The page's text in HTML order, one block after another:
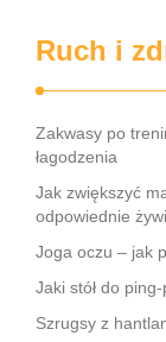
Ruch i
Zakwasy po
łagodzenia
Jak zwiększyć
odpowiednie
Joga oczu – jak
Jaki stół do
Szrugsy z